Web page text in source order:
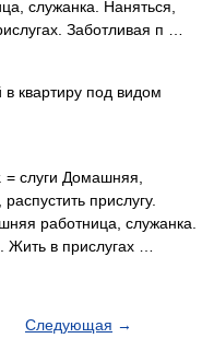
служанка. Наняться,
Заботливая п …
квартиру под видом
слуги Домашняя,
прислугу.
работница, служанка.
Жить в прислугах …
Следующая →